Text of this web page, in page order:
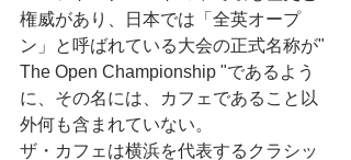
権威があり、日本では「全英オープ
ン」と呼ばれている大会の正式名称が"
The Open Championship "であるよう
に、その名には、カフェであること以
外何も含まれていない。
ザ・カフェは横浜を代表するクラシッ